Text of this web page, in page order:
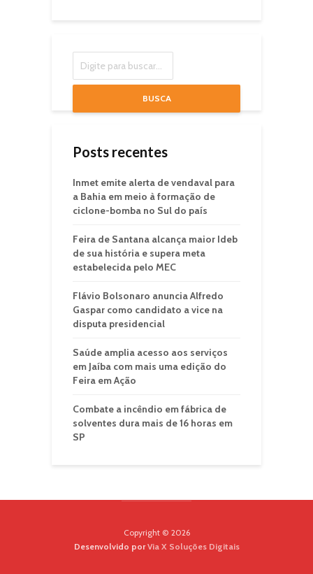
BUSCA
Posts recentes
Inmet emite alerta de vendaval para
a Bahia em meio à formação de
ciclone-bomba no Sul do país
Feira de Santana alcança maior Ideb
de sua história e supera meta
estabelecida pelo MEC
Flávio Bolsonaro anuncia Alfredo
Gaspar como candidato a vice na
disputa presidencial
Saúde amplia acesso aos serviços
em Jaíba com mais uma edição do
Feira em Ação
Combate a incêndio em fábrica de
solventes dura mais de 16 horas em
SP
Copyright © 2026
Desenvolvido porVia X Soluções Digitais